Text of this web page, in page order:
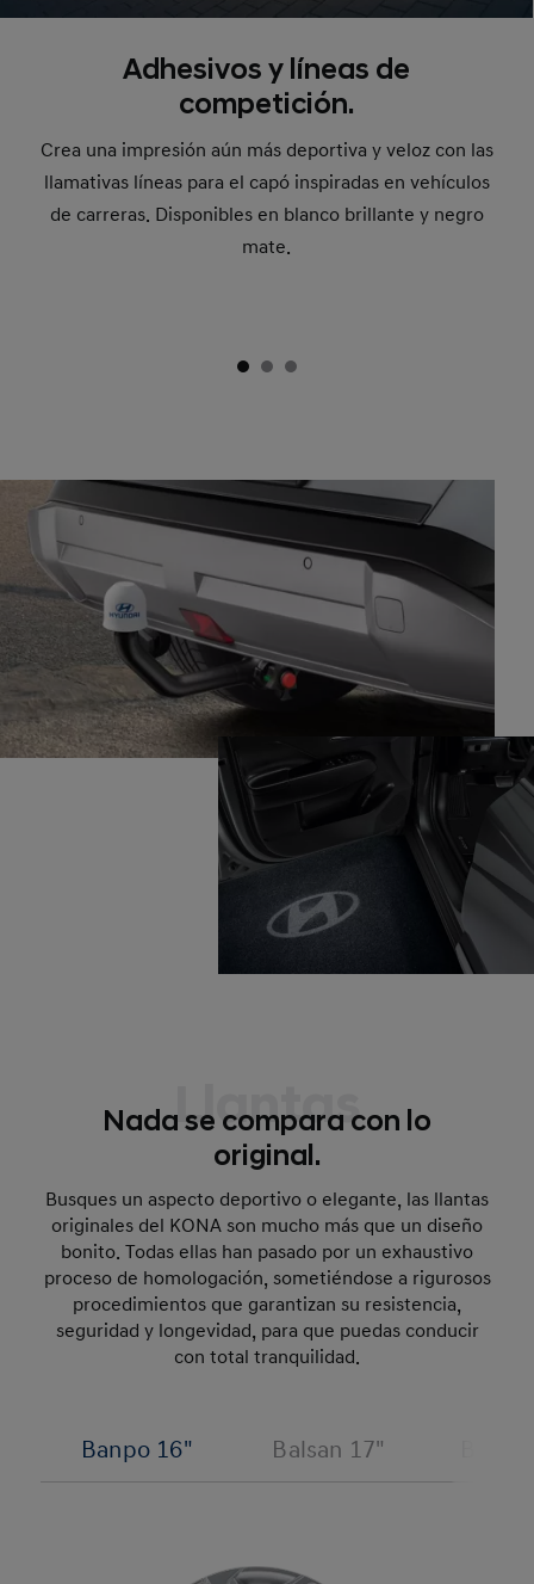
Adhesivos y líneas de
competición.
Crea una impresión aún más deportiva y veloz con las
llamativas líneas para el capó inspiradas en vehículos
de carreras. Disponibles en blanco brillante y negro
mate.
Llantas
Nada se compara con lo
original.
Busques un aspecto deportivo o elegante, las llantas
originales del KONA son mucho más que un diseño
bonito. Todas ellas han pasado por un exhaustivo
proceso de homologación, sometiéndose a rigurosos
procedimientos que garantizan su resistencia,
seguridad y longevidad, para que puedas conducir
con total tranquilidad.
Banpo 16" Balsan 17"